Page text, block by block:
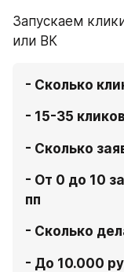
Запускаем
или ВК
- Сколько
- 15-35
- Сколько
- От 0 до 10
пп
- Сколько
- До 10.000